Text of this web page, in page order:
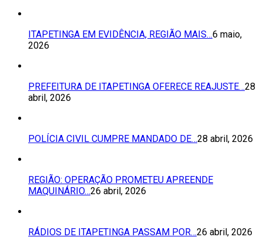
ITAPETINGA EM EVIDÊNCIA, REGIÃO MAIS…6 maio,
2026
PREFEITURA DE ITAPETINGA OFERECE REAJUSTE…28
abril, 2026
POLÍCIA CIVIL CUMPRE MANDADO DE…28 abril, 2026
REGIÃO: OPERAÇÃO PROMETEU APREENDE
MAQUINÁRIO…26 abril, 2026
RÁDIOS DE ITAPETINGA PASSAM POR…26 abril, 2026